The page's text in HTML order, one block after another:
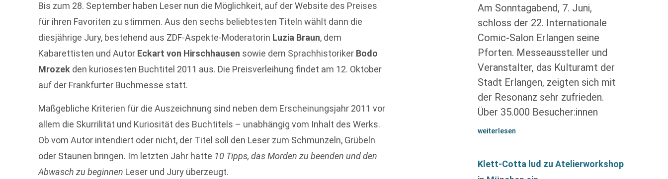
Bis zum 28. September haben Leser nun die Möglichkeit, auf der Website des Preises
für ihren Favoriten zu stimmen. Aus den sechs beliebtesten Titeln wählt dann die
diesjährige Jury, bestehend aus ZDF-Aspekte-Moderatorin Luzia Braun, dem
Kabarettisten und Autor Eckart von Hirschhausen sowie dem Sprachhistoriker Bodo
Mrozek den kuriosesten Buchtitel 2011 aus. Die Preisverleihung findet am 12. Oktober
auf der Frankfurter Buchmesse statt.
Maßgebliche Kriterien für die Auszeichnung sind neben dem Erscheinungsjahr 2011 vor
allem die Skurrilität und Kuriosität des Buchtitels – unabhängig vom Inhalt des Werks.
Ob vom Autor intendiert oder nicht, der Titel soll den Leser zum Schmunzeln, Grübeln
oder Staunen bringen. Im letzten Jahr hatte 10 Tipps, das Morden zu beenden und den
Abwasch zu beginnen Leser und Jury überzeugt.
Am Sonntagabend, 7. Juni,
schloss der 22. Internationale
Comic-Salon Erlangen seine
Pforten. Messeaussteller und
Veranstalter, das Kulturamt der
Stadt Erlangen, zeigten sich mit
der Resonanz sehr zufrieden.
Über 35.000 Besucher:innen
weiterlesen
Klett-Cotta lud zu Atelierworkshop